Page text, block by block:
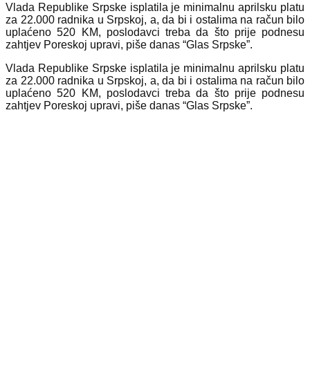
Vlada Republike Srpske isplatila je minimalnu aprilsku platu
za 22.000 radnika u Srpskoj, a, da bi i ostalima na račun bilo
uplaćeno 520 KM, poslodavci treba da što prije podnesu
zahtjev Poreskoj upravi, piše danas “Glas Srpske”.
Vlada Republike Srpske isplatila je minimalnu aprilsku platu
za 22.000 radnika u Srpskoj, a, da bi i ostalima na račun bilo
uplaćeno 520 KM, poslodavci treba da što prije podnesu
zahtjev Poreskoj upravi, piše danas “Glas Srpske”.